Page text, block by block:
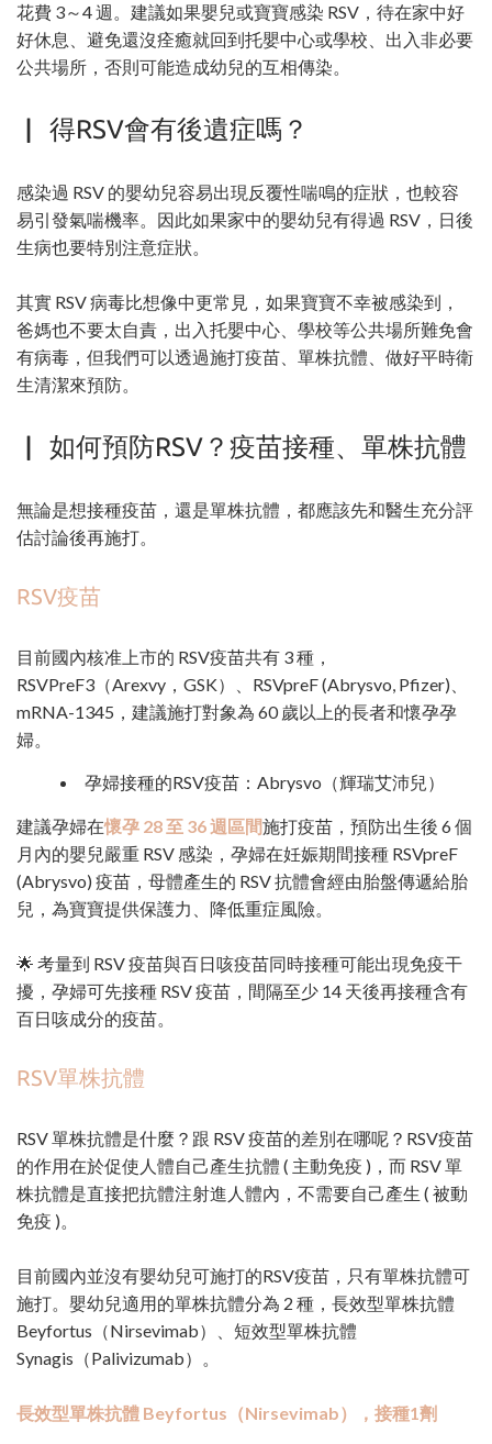
花費 3～4 週。建議如果嬰兒或寶寶感染 RSV，待在家中好
好休息、避免還沒痊癒就回到托嬰中心或學校、出入非必要
公共場所，否則可能造成幼兒的互相傳染。
▏ 得RSV會有後遺症嗎？
感染過 RSV 的嬰幼兒容易出現反覆性喘鳴的症狀，也較容
易引發氣喘機率。因此如果家中的嬰幼兒有得過 RSV，日後
生病也要特別注意症狀。
其實 RSV 病毒比想像中更常見，如果寶寶不幸被感染到，
爸媽也不要太自責，出入托嬰中心、學校等公共場所難免會
有病毒，但我們可以透過施打疫苗、單株抗體、做好平時衛
生清潔來預防。
▏ 如何預防RSV？疫苗接種、單株抗體
無論是想接種疫苗，還是單株抗體，都應該先和醫生充分評
估討論後再施打。
RSV疫苗
目前國內核准上市的 RSV疫苗共有 3 種，
RSVPreF3（Arexvy，GSK）、RSVpreF (Abrysvo, Pfizer)、
mRNA-1345，建議施打對象為 60 歲以上的長者和懷孕孕
婦。
孕婦接種的RSV疫苗：Abrysvo（輝瑞艾沛兒）
建議孕婦在懷孕 28 至 36 週區間施打疫苗，預防出生後 6 個
月內的嬰兒嚴重 RSV 感染，孕婦在妊娠期間接種 RSVpreF
(Abrysvo) 疫苗，母體產生的 RSV 抗體會經由胎盤傳遞給胎
兒，為寶寶提供保護力、降低重症風險。
🌟 考量到 RSV 疫苗與百日咳疫苗同時接種可能出現免疫干
擾，孕婦可先接種 RSV 疫苗，間隔至少 14 天後再接種含有
百日咳成分的疫苗。
RSV單株抗體
RSV 單株抗體是什麼？跟 RSV 疫苗的差別在哪呢？RSV疫苗
的作用在於促使人體自己產生抗體 ( 主動免疫 )，而 RSV 單
株抗體是直接把抗體注射進人體內，不需要自己產生 ( 被動
免疫 )。
目前國內並沒有嬰幼兒可施打的RSV疫苗，只有單株抗體可
施打。嬰幼兒適用的單株抗體分為 2 種，長效型單株抗體
Beyfortus（Nirsevimab）、短效型單株抗體
Synagis（Palivizumab）。
長效型單株抗體 Beyfortus（Nirsevimab），接種1劑